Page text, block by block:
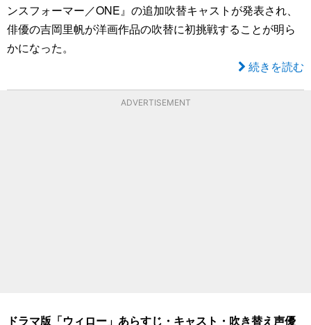
ンスフォーマー／ONE』の追加吹替キャストが発表され、
俳優の吉岡里帆が洋画作品の吹替に初挑戦することが明ら
かになった。
続きを読む
ADVERTISEMENT
ドラマ版「ウィロー」あらすじ・キャスト・吹き替え声優